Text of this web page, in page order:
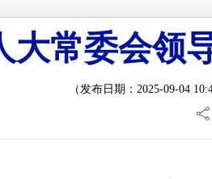
大常委会领
（发布日期：2025-09-04